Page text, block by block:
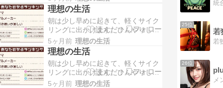
後は、そのまま家でゆっく…
立ち寄ってコーヒーとパンを買い、
そのまま外でさっと朝食をとりま
す。静かな朝の時間に体を動かしつ
つ、好きな飲み物と一緒に気持ちよ
く一日を始められる瞬間です。 帰宅
後は、そのまま家でゆっく…
理想の生活
朝は少し早めに起きて、軽くサイク
リングに出かけます。ひんやりした
空気の中を走りながら、コンビニへ
立ち寄ってコーヒーとパンを買い、
そのまま外でさっと朝食をとりま
す。静かな朝の時間に体を動かしつ
つ、好きな飲み物と一緒に気持ちよ
く一日を始められる瞬間です。 帰宅
5ヶ月前 理想の生活
理想の生活
朝は少し早めに起きて、軽くサイク
リングに出かけます。ひんやりした
空気の中を走りながら、コンビニへ
5ヶ月前 理想の生活
25位
若
26位